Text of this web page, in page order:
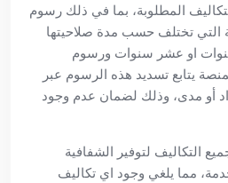
المطلوبة، بما في ذلك رسوم
التي تختلف حسب مدة صلاحيتها
او عشر سنوات ورسوم
يتابع تسديد هذه الرسوم عبر
أو مدى، وذلك لضمان عدم وجود
التكاليف لتوفير الشفافية
مما يلغي وجود اي تكاليف